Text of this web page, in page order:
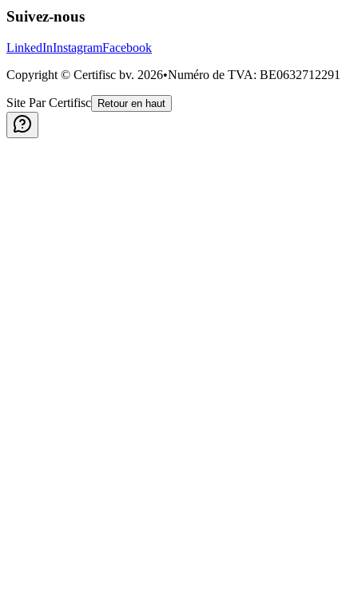
Suivez-nous
LinkedInInstagramFacebook
Copyright © Certifisc bv. 2026•Numéro de TVA: BE0632712291
Site Par Certifisc Retour en haut